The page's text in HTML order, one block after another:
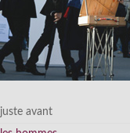
juste avant